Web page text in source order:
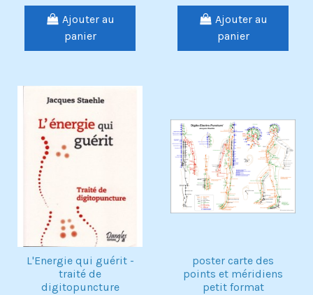
Ajouter au
panier
Ajouter au
panier
L'Energie qui guérit -
traité de
digitopuncture
poster carte des
points et méridiens
petit format